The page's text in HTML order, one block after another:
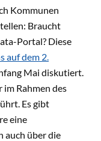
Kommunen
Braucht
Portal? Diese
auf dem 2.
Mai diskutiert.
Rahmen des
Es gibt
eine
auch über die